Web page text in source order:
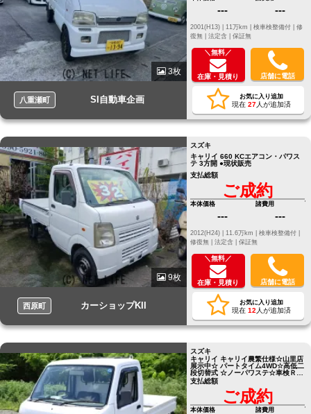
3枚
八重瀬町 SI自動車企画
--- ---
修
復無 | 法定含 | 保証無
＼無料／
在庫・見積り 店舗に電話
お気に入り追加
現在 27人が追加済
9枚
西原町 カーショップKII
スズキ
キャリイ 660 KCエアコン・パワス
テ 3方開 ●現状販売
支払総額
ご成約
本体価格
---
諸費用
---
修復無 | 法定含 | 保証無
＼無料／
在庫・見積り 店舗に電話
お気に入り追加
現在 12 人が追加済
スズキ
キャリイ キャリイ農繁仕様☆山里店
展示中☆ パートタイム4WD☆高低二
段切替式 ☆ノーパワステ☆車検Ｒ１
０年４月まで
支払総額
ご成約
本体価格 諸費用